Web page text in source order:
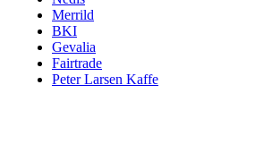
Merrild
BKI
Gevalia
Fairtrade
Peter Larsen Kaffe